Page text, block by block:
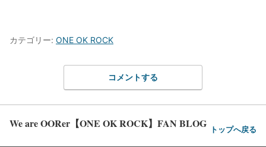
カテゴリー: ONE OK ROCK
コメントする
We are OORer【ONE OK ROCK】FAN BLOG トップへ戻る